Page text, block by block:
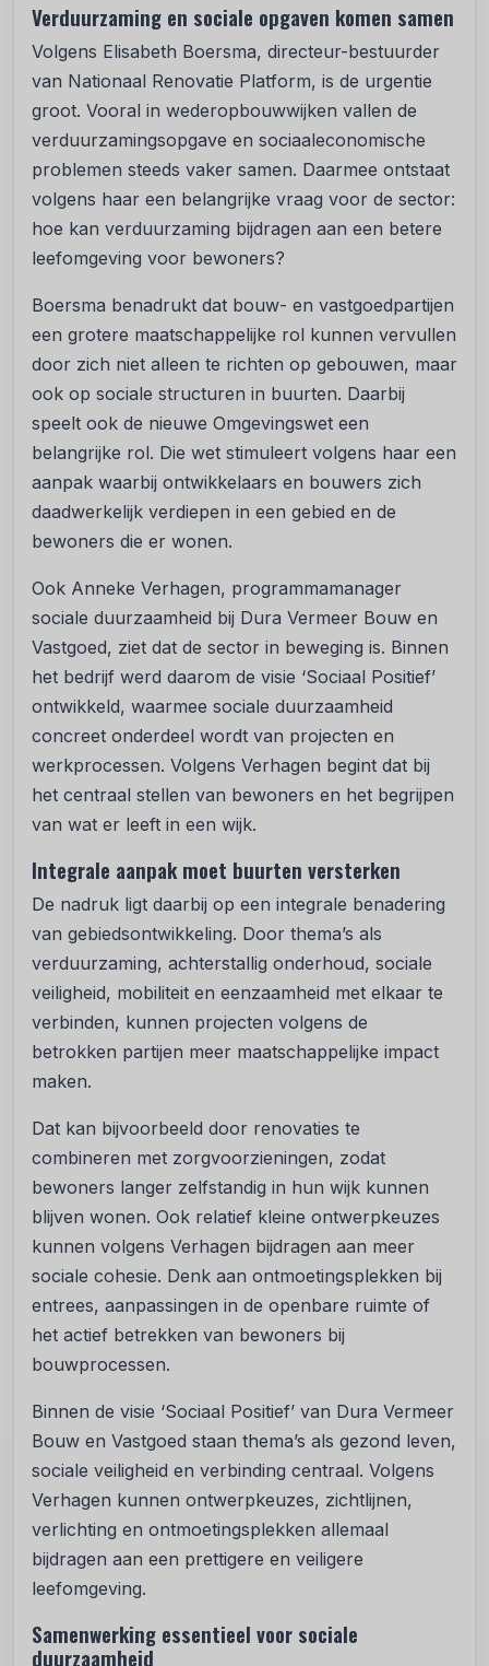
Verduurzaming en sociale opgaven komen samen
Volgens Elisabeth Boersma, directeur-bestuurder
van Nationaal Renovatie Platform, is de urgentie
groot. Vooral in wederopbouwwijken vallen de
verduurzamingsopgave en sociaaleconomische
problemen steeds vaker samen. Daarmee ontstaat
volgens haar een belangrijke vraag voor de sector:
hoe kan verduurzaming bijdragen aan een betere
leefomgeving voor bewoners?
Boersma benadrukt dat bouw- en vastgoedpartijen
een grotere maatschappelijke rol kunnen vervullen
door zich niet alleen te richten op gebouwen, maar
ook op sociale structuren in buurten. Daarbij
speelt ook de nieuwe Omgevingswet een
belangrijke rol. Die wet stimuleert volgens haar een
aanpak waarbij ontwikkelaars en bouwers zich
daadwerkelijk verdiepen in een gebied en de
bewoners die er wonen.
Ook Anneke Verhagen, programmamanager
sociale duurzaamheid bij Dura Vermeer Bouw en
Vastgoed, ziet dat de sector in beweging is. Binnen
het bedrijf werd daarom de visie ‘Sociaal Positief’
ontwikkeld, waarmee sociale duurzaamheid
concreet onderdeel wordt van projecten en
werkprocessen. Volgens Verhagen begint dat bij
het centraal stellen van bewoners en het begrijpen
van wat er leeft in een wijk.
Integrale aanpak moet buurten versterken
De nadruk ligt daarbij op een integrale benadering
van gebiedsontwikkeling. Door thema’s als
verduurzaming, achterstallig onderhoud, sociale
veiligheid, mobiliteit en eenzaamheid met elkaar te
verbinden, kunnen projecten volgens de
betrokken partijen meer maatschappelijke impact
maken.
Dat kan bijvoorbeeld door renovaties te
combineren met zorgvoorzieningen, zodat
bewoners langer zelfstandig in hun wijk kunnen
blijven wonen. Ook relatief kleine ontwerpkeuzes
kunnen volgens Verhagen bijdragen aan meer
sociale cohesie. Denk aan ontmoetingsplekken bij
entrees, aanpassingen in de openbare ruimte of
het actief betrekken van bewoners bij
bouwprocessen.
Binnen de visie ‘Sociaal Positief’ van Dura Vermeer
Bouw en Vastgoed staan thema’s als gezond leven,
sociale veiligheid en verbinding centraal. Volgens
Verhagen kunnen ontwerpkeuzes, zichtlijnen,
verlichting en ontmoetingsplekken allemaal
bijdragen aan een prettigere en veiligere
leefomgeving.
Samenwerking essentieel voor sociale
duurzaamheid